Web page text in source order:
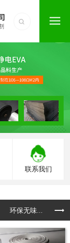
联系我们
环保无味... 防